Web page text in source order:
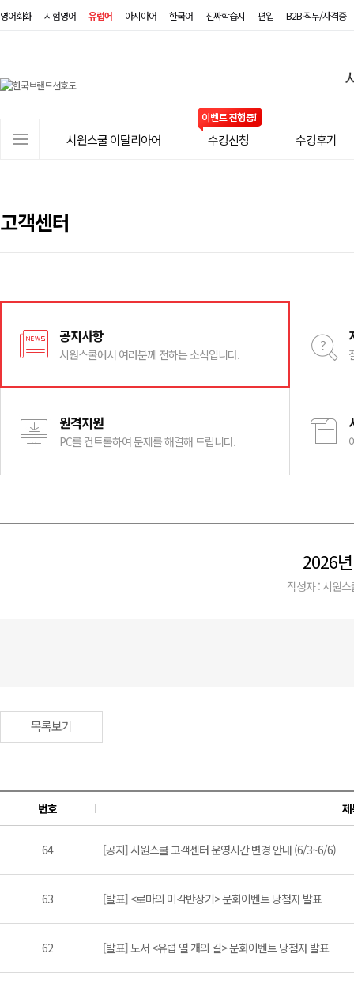
영어회화 시험영어 유럽어 아시아어 한국어 진짜학습지 편입 B2B·직무/자격증
원
쿨
뉴
시원스쿨 이탈리아어 수강신청 수강후기
고객센터
공지사항
시원스쿨에서 여러분께 전하는 소식입니다.
원격지원
PC를 컨트롤하여 문제를 해결해 드립니다.
2026
작성자 : 시원스
목록보기
번호
64 [공지] 시원스쿨 고객센터 운영시간 변경 안내 (6/3~6/6)
63 [발표] <로마의 미각반상기> 문화이벤트 당첨자 발표
62 [발표] 도서 <유럽 열 개의 길> 문화이벤트 당첨자 발표